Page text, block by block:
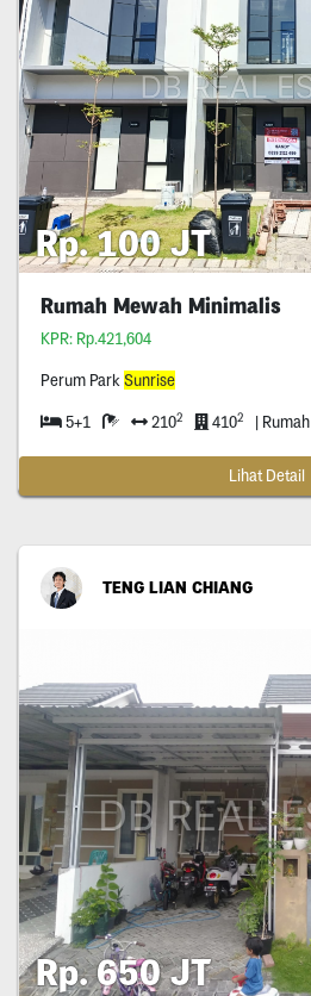
Rp. 100 JT
Rumah Mewah Minimalis
KPR: Rp.421,604
Perum Park Sunrise
5+1 2102 4102 | Rumah
Lihat Detail
TENG LIAN CHIANG
Rp. 650 JT